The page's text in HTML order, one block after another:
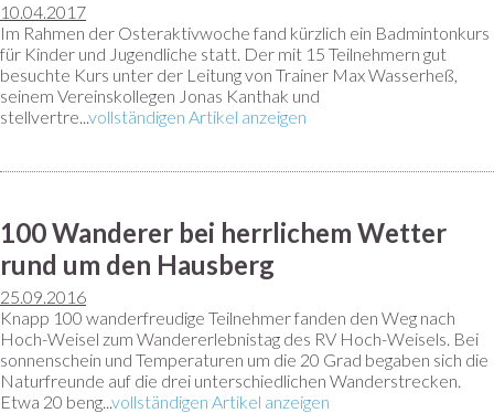
10.04.2017
Im Rahmen der Osteraktivwoche fand kürzlich ein Badmintonkurs
für Kinder und Jugendliche statt. Der mit 15 Teilnehmern gut
besuchte Kurs unter der Leitung von Trainer Max Wasserheß,
seinem Vereinskollegen Jonas Kanthak und
stellvertre...vollständigen Artikel anzeigen
100 Wanderer bei herrlichem Wetter
rund um den Hausberg
25.09.2016
Knapp 100 wanderfreudige Teilnehmer fanden den Weg nach
Hoch-Weisel zum Wandererlebnistag des RV Hoch-Weisels. Bei
sonnenschein und Temperaturen um die 20 Grad begaben sich die
Naturfreunde auf die drei unterschiedlichen Wanderstrecken.
Etwa 20 beng...vollständigen Artikel anzeigen